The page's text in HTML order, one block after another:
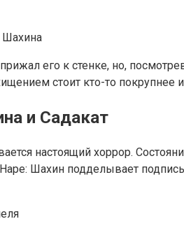
Шахина
его к стенке, но,
стоит кто-то покрупнее
и Садакат
настоящий хоррор.
Шахин подделывает